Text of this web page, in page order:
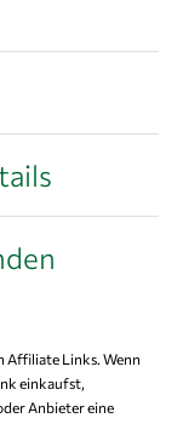
Affiliate Links. Wenn
einkaufst,
Anbieter eine